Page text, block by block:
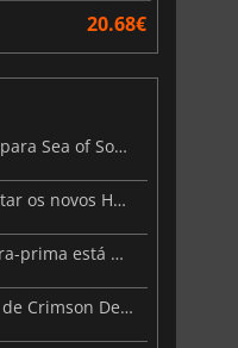
82.63
20.68€
Hollow Knight: Silksong prepara-se para Sea of Sorrow com um patch
A Invasão dos Illuminados: Conquistar os novos Helldivers 2 Atualização!
GTA VI: Para além dos atrasos, a obra-prima está quase a chegar
Pearl Abyss revela imagens de jogo de Crimson Desert para a PS5